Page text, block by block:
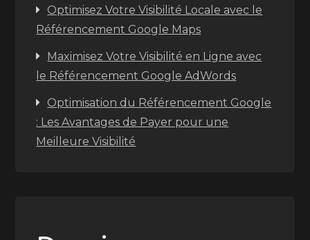
Optimisez Votre Visibilité Locale avec le
Référencement Google Maps
Maximisez Votre Visibilité en Ligne avec
le Référencement Google AdWords
Optimisation du Référencement Google
: Les Avantages de Payer pour une
Meilleure Visibilité